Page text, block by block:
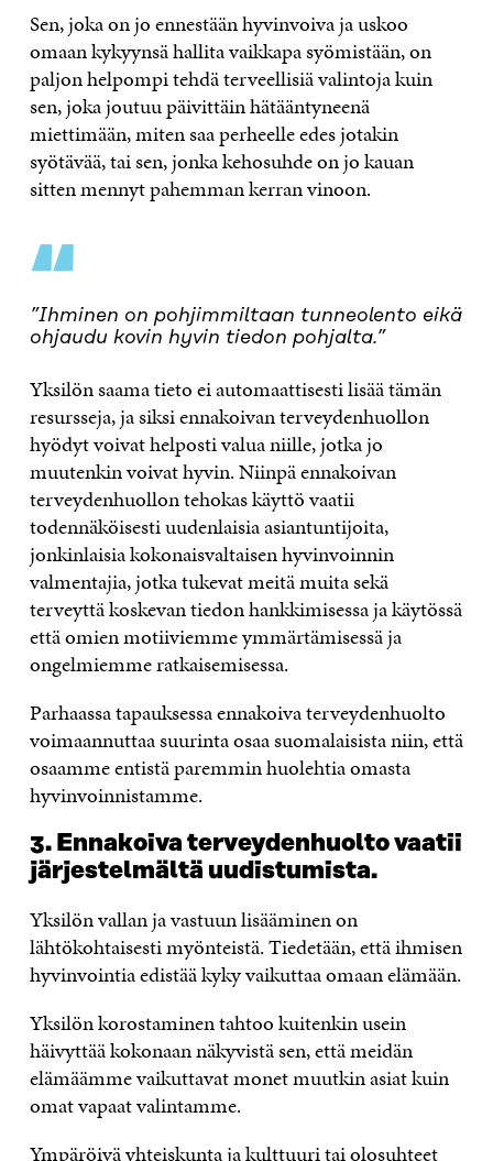
Sen, joka on jo ennestään hyvinvoiva ja uskoo
omaan kykyynsä hallita vaikkapa syömistään, on
paljon helpompi tehdä terveellisiä valintoja kuin
sen, joka joutuu päivittäin hätääntyneenä
miettimään, miten saa perheelle edes jotakin
syötävää, tai sen, jonka kehosuhde on jo kauan
sitten mennyt pahemman kerran vinoon.
“
”Ihminen on pohjimmiltaan tunneolento eikä
ohjaudu kovin hyvin tiedon pohjalta.”
Yksilön saama tieto ei automaattisesti lisää tämän
resursseja, ja siksi ennakoivan terveydenhuollon
hyödyt voivat helposti valua niille, jotka jo
muutenkin voivat hyvin. Niinpä ennakoivan
terveydenhuollon tehokas käyttö vaatii
todennäköisesti uudenlaisia asiantuntijoita,
jonkinlaisia kokonaisvaltaisen hyvinvoinnin
valmentajia, jotka tukevat meitä muita sekä
terveyttä koskevan tiedon hankkimisessa ja käytössä
että omien motiiviemme ymmärtämisessä ja
ongelmiemme ratkaisemisessa.
Parhaassa tapauksessa ennakoiva terveydenhuolto
voimaannuttaa suurinta osaa suomalaisista niin, että
osaamme entistä paremmin huolehtia omasta
hyvinvoinnistamme.
3. Ennakoiva terveydenhuolto vaatii
järjestelmältä uudistumista.
Yksilön vallan ja vastuun lisääminen on
lähtökohtaisesti myönteistä. Tiedetään, että ihmisen
hyvinvointia edistää kyky vaikuttaa omaan elämään.
Yksilön korostaminen tahtoo kuitenkin usein
häivyttää kokonaan näkyvistä sen, että meidän
elämäämme vaikuttavat monet muutkin asiat kuin
omat vapaat valintamme.
Ympäröivä yhteiskunta ja kulttuuri tai olosuhteet